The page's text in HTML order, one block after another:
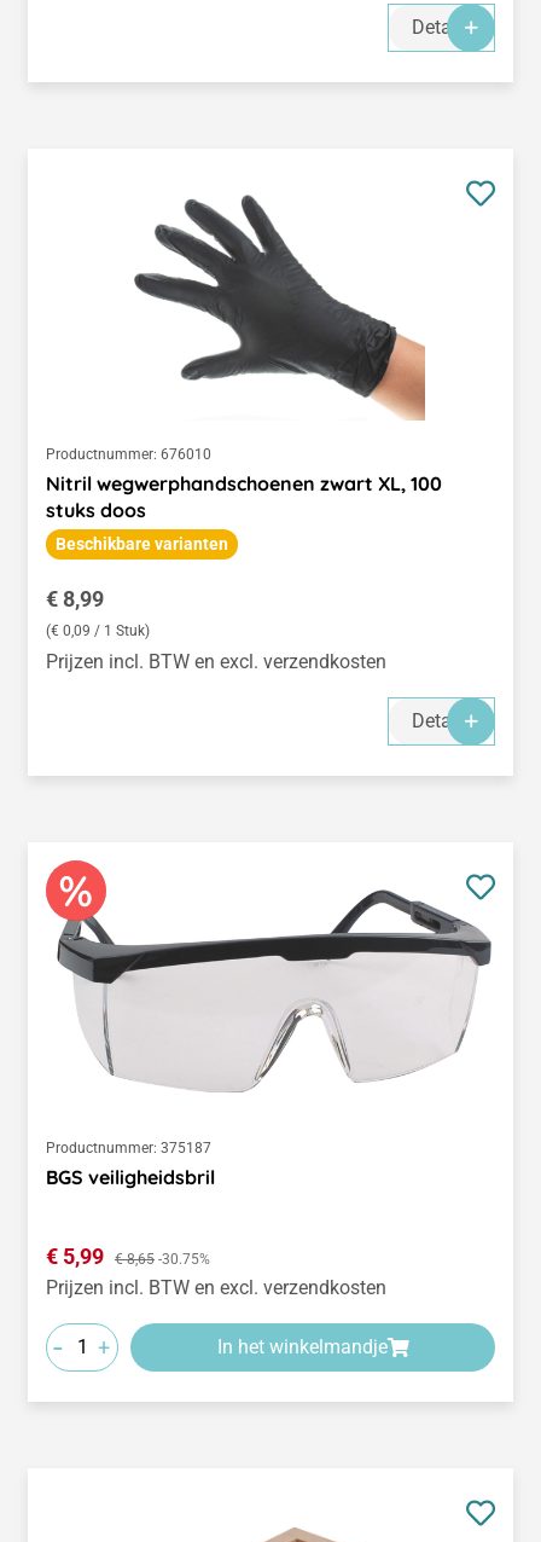
Details
Productnummer: 676010
Nitril wegwerphandschoenen zwart XL, 100
stuks doos
Beschikbare varianten
Normale prijs:
€ 8,99
(€ 0,09 / 1 Stuk)
Prijzen incl. BTW en excl. verzendkosten
Details
Productnummer: 375187
BGS veiligheidsbril
Verkoopprijs:
€ 5,99 Normale prijs:
€ 8,65 -30.75%
Prijzen incl. BTW en excl. verzendkosten
- + In het winkelmandje